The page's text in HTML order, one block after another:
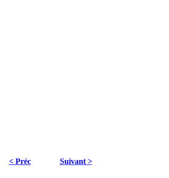
< Préc Suivant >